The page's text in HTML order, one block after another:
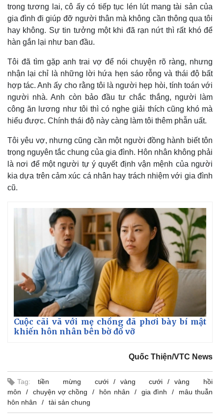
Kinh tế
Bất động sản
Thị trường
trong tương lai, cô ấy có tiếp tục lén lút mang tài sản của
gia đình đi giúp đỡ người thân mà không cần thông qua tôi
hay không. Sự tin tưởng một khi đã rạn nứt thì rất khó để
hàn gắn lại như ban đầu.
Tôi đã tìm gặp anh trai vợ để nói chuyện rõ ràng, nhưng
nhận lại chỉ là những lời hứa hẹn sáo rỗng và thái độ bất
hợp tác. Anh ấy cho rằng tôi là người hẹp hòi, tính toán với
người nhà. Anh còn bảo đầu tư chắc thắng, người làm
công ăn lương như tôi thì có nghe giải thích cũng khó mà
hiểu được. Chính thái độ này càng làm tôi thêm phẫn uất.
Tôi yêu vợ, nhưng cũng cần một người đồng hành biết tôn
trọng nguyên tắc chung của gia đình. Hôn nhân không phải
là nơi để một người tự ý quyết định vận mệnh của người
kia dựa trên cảm xúc cá nhân hay trách nhiệm với gia đình
cũ.
Cuộc cãi vã với mẹ chồng đã phơi bày bí mật
khiến hôn nhân bên bờ đổ vỡ
Quốc Thiện/VTC News
Tag: tiền mừng cưới vàng cưới
vàng hồi
môn
chuyện vợ chồng hôn nhân gia đình
mâu thuẫn
hôn nhân
tài sản chung